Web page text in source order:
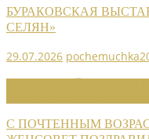
БУРАКОВСКАЯ
СЕЛЯН»
29.07.2026
С ПОЧТЕННЫМ